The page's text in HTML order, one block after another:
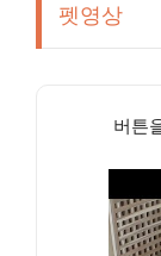
펫영상
버튼